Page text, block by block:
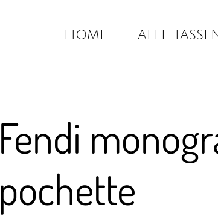
HOME ALLE
Fendi
pochette